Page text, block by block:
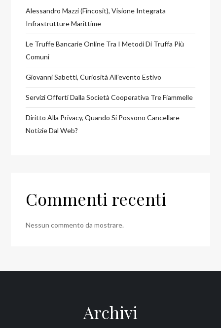
Alessandro Mazzi (Fincosit), Visione Integrata
Infrastrutture Marittime
Le Truffe Bancarie Online Tra I Metodi Di Truffa Più
Comuni
Giovanni Sabetti, Curiosità All’evento Estivo
Servizi Offerti Dalla Società Cooperativa Tre Fiammelle
Diritto Alla Privacy, Quando Si Possono Cancellare
Notizie Dal Web?
Commenti recenti
Nessun commento da mostrare.
Archivi